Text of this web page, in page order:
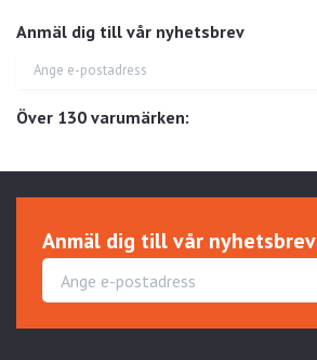
Anmäl dig till vår nyhetsbrev
Över 130 varumärken:
Anmäl dig till vår nyhetsbrev